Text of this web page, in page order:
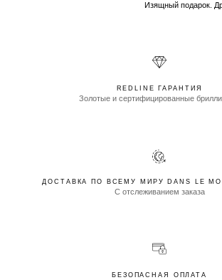
Изящный подарок.
REDLINE ГАРАНТИЯ
Золотые и сертифицированные
ДОСТАВКА ПО ВСЕМУ МИРУ DANS LE
С отслеживанием заказа
БЕЗОПАСНАЯ ОПЛАТА